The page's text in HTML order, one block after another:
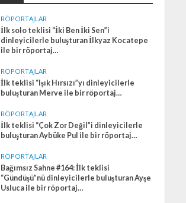
RÖPORTAJLAR
İlk solo teklisi “İki Ben İki Sen”i
dinleyicilerle buluşturan İlkyaz Kocatepe
ile bir röportaj…
RÖPORTAJLAR
İlk teklisi “Işık Hırsızı”yı dinleyicilerle
buluşturan Merve ile bir röportaj…
RÖPORTAJLAR
İlk teklisi “Çok Zor Değil”i dinleyicilerle
buluşturan Aybüke Pul ile bir röportaj…
RÖPORTAJLAR
Bağımsız Sahne #164: İlk teklisi
“Gündüşü”nü dinleyicilerle buluşturan Ayşe
Usluca ile bir röportaj…